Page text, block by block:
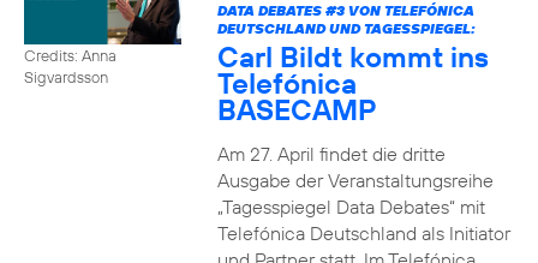
Credits: Anna
Sigvardsson
DATA DEBATES #3VON TELEFÓNICA
DEUTSCHLAND UND TAGESSPIEGEL:
Carl Bildt kommt ins
Telefónica
BASECAMP
Am 27. April findet die dritte
Ausgabe der Veranstaltungsreihe
„Tagesspiegel Data Debates“ mit
Telefónica Deutschland als Initiator